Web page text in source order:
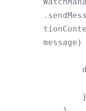
message)